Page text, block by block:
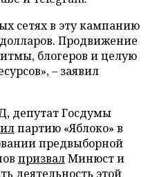
сетях в эту кампанию
Продвижение
блогеров и целую
– заявил
депутат Госдумы
партию «Яблоко» в
предвыборной
призвалМинюст и
деятельность этой